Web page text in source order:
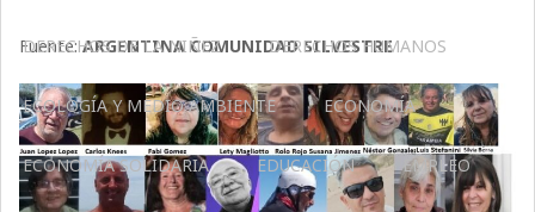
DERECHOS DE LA NIÑEZ DERECHOS HUMANOS
ECOLOGÍA Y MEDIO AMBIENTE ECONOMÍA
ECONOMÍA SOLIDARIA EDUCACIÓN EMPLEO
Fuente:ARGENTINA COMUNIDAD SILVESTRE